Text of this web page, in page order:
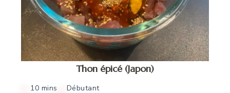
Thon épicé (Japon)
10 mins Débutant